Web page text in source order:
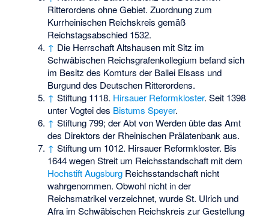
Ritterordens ohne Gebiet. Zuordnung zum
Kurrheinischen Reichskreis gemäß
Reichstagsabschied 1532.
↑ Die Herrschaft Altshausen mit Sitz im
Schwäbischen Reichsgrafenkollegium befand sich
im Besitz des Komturs der Ballei Elsass und
Burgund des Deutschen Ritterordens.
↑ Stiftung 1118. Hirsauer Reformkloster. Seit 1398
unter Vogtei des Bistums Speyer.
↑ Stiftung 799; der Abt von Werden übte das Amt
des Direktors der Rheinischen Prälatenbank aus.
↑ Stiftung um 1012. Hirsauer Reformkloster. Bis
1644 wegen Streit um Reichsstandschaft mit dem
Hochstift Augsburg Reichsstandschaft nicht
wahrgenommen. Obwohl nicht in der
Reichsmatrikel verzeichnet, wurde St. Ulrich und
Afra im Schwäbischen Reichskreis zur Gestellung